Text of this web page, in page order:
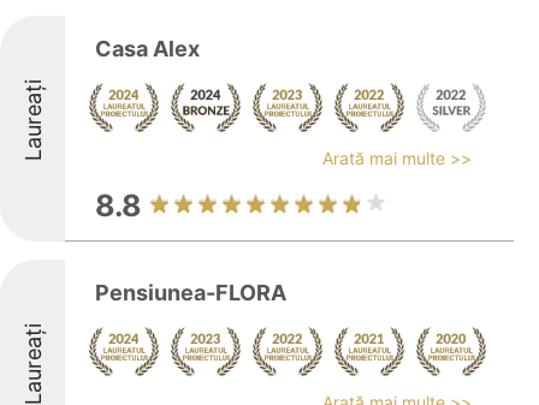
Laureați
Casa Alex
Arată mai multe >>
8.8
Laureați
Pensiunea-FLORA